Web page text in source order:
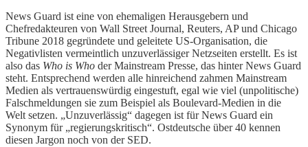
News Guard ist eine von ehemaligen Herausgebern und
Chefredakteuren von Wall Street Journal, Reuters, AP und Chicago
Tribune 2018 gegründete und geleitete US-Organisation, die
Negativlisten vermeintlich unzuverlässiger Netzseiten erstellt. Es ist
also das Who is Who der Mainstream Presse, das hinter News Guard
steht. Entsprechend werden alle hinreichend zahmen Mainstream
Medien als vertrauenswürdig eingestuft, egal wie viel (unpolitische)
Falschmeldungen sie zum Beispiel als Boulevard-Medien in die
Welt setzen. „Unzuverlässig“ dagegen ist für News Guard ein
Synonym für „regierungskritisch“. Ostdeutsche über 40 kennen
diesen Jargon noch von der SED.